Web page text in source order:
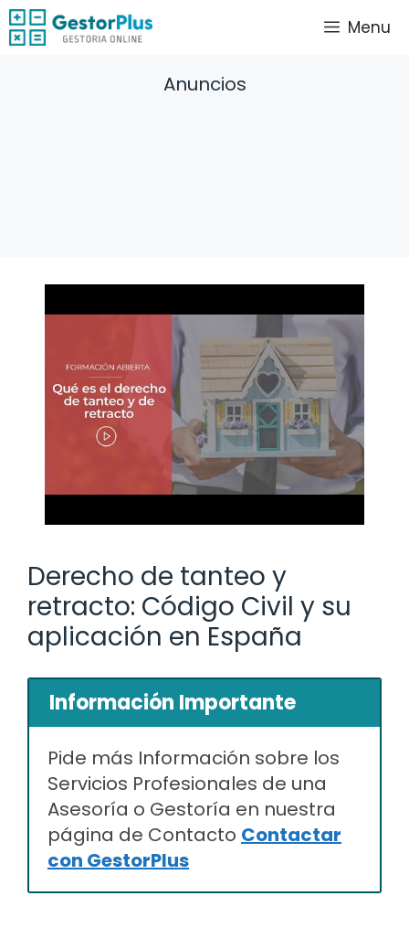
Saltar
al
Menu
Anuncios
Derecho de tanteo y
retracto: Código Civil y su
aplicación en España
Información Importante
Pide más Información sobre los
Servicios Profesionales de una
Asesoría o Gestoría en nuestra
página de Contacto Contactar
con GestorPlus